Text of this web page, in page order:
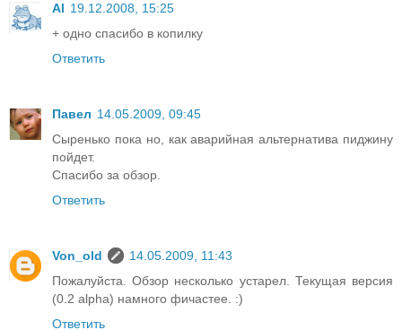
Al 19.12.2008, 15:25
+ одно спасибо в копилку
Ответить
Павел 14.05.2009, 09:45
Сыренько пока но, как аварийная альтернатива пиджину
пойдет.
Спасибо за обзор.
Ответить
Von_old
14.05.2009, 11:43
Пожалуйста. Обзор несколько устарел. Текущая версия
(0.2 alpha) намного фичастее. :)
Ответить